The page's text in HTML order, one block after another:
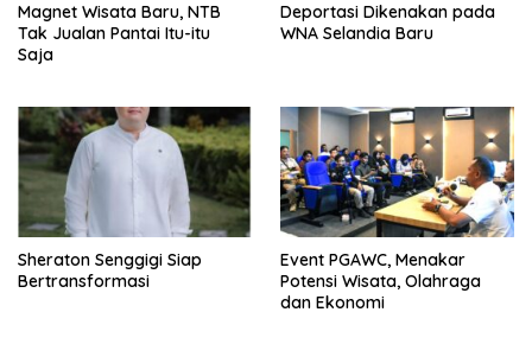
Magnet Wisata Baru, NTB
Tak Jualan Pantai Itu-itu
Saja
Deportasi Dikenakan pada
WNA Selandia Baru
Sheraton Senggigi Siap
Bertransformasi
Event PGAWC, Menakar
Potensi Wisata, Olahraga
dan Ekonomi